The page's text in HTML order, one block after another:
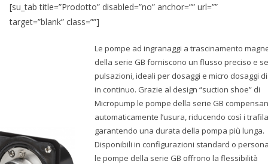
[su_tab title=”Prodotto” disabled=”no” anchor=”” url=””
target=”blank” class=””]
Le pompe ad ingranaggi a trascinamento
della serie GB forniscono un flusso preciso e
pulsazioni, ideali per dosaggi e micro dosaggi
in continuo. Grazie al design “suction shoe” di
Micropump le pompe della serie GB
automaticamente l’usura, riducendo così i
garantendo una durata della pompa più lunga.
Disponibili in configurazioni standard o
le pompe della serie GB offrono la flessibilità